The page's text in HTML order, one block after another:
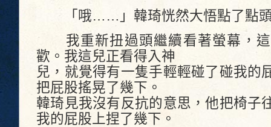
「哦……」韓琦恍然大悟點了點
我重新扭過頭繼續看著螢幕，這
歡。我這兒正看得入神
兒，就覺得有一隻手輕輕碰了碰我的
把屁股搖晃了幾下。
韓琦見我沒有反抗的意思，他把椅子
我的屁股上捏了幾下。